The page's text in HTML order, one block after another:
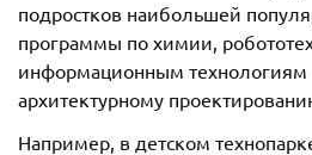
подростков наибольшей
программы по химии,
информационным
архитектурному
Например, в детском